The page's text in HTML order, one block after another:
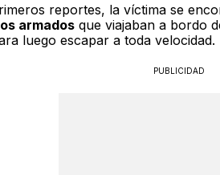
reportes, la víctima se
armadosque viajaban a bordo
luego escapar a toda velocidad.
PUBLICIDAD